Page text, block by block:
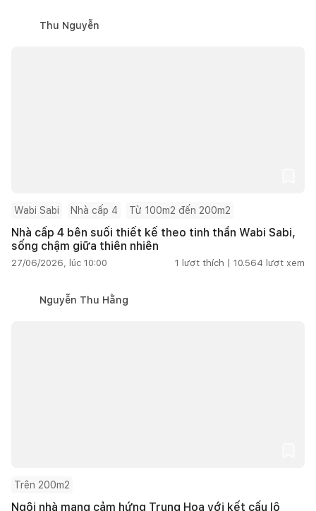
Thu Nguyễn
Wabi Sabi Nhà cấp 4 Từ 100m2 đến 200m2
Nhà cấp 4 bên suối thiết kế theo tinh thần Wabi Sabi,
sống chậm giữa thiên nhiên
27/06/2026, lúc 10:00 1 lượt thích | 10.564 lượt xem
Nguyễn Thu Hằng
Trên 200m2
Ngôi nhà mang cảm hứng Trung Hoa với kết cấu lộ